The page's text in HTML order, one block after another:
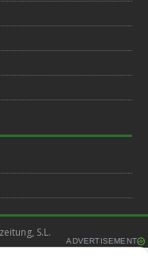
S.L.
ADVERTISEMENT